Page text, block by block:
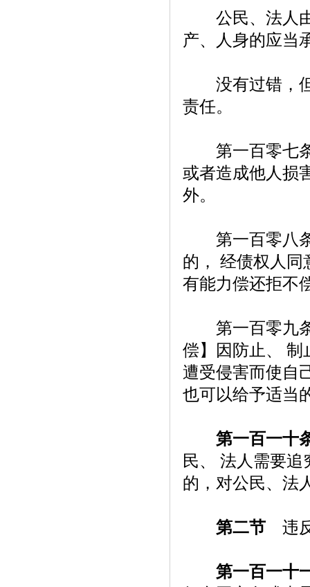
公民、法人由
产、人身的应当
没有过错，但
责任。
第一百零七条
或者造成他人损
外。
第一百零八条
的， 经债权人同
有能力偿还拒不
第一百零九条
偿】因防止、 制
遭受侵害而使自
也可以给予适当
第一百一十
民、 法人需要
的，对公民、法
第二节 违
第一百一十